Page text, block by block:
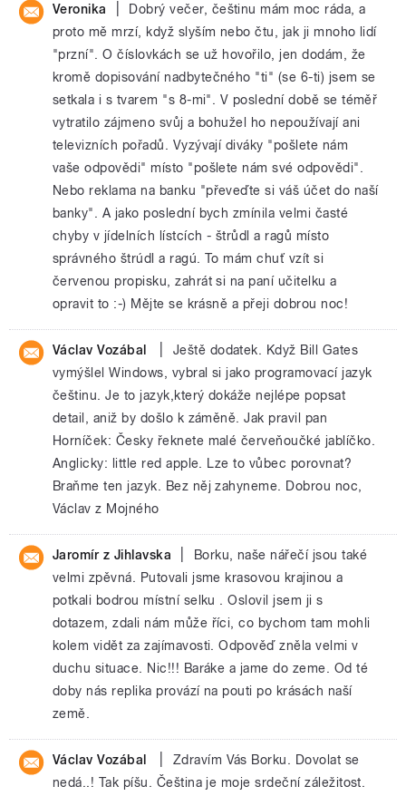
Veronika
Dobrý večer, češtinu mám moc ráda, a
proto mě mrzí, když slyším nebo čtu, jak ji mnoho lidí
"przní". O číslovkách se už hovořilo, jen dodám, že
kromě dopisování nadbytečného "ti" (se 6-ti) jsem se
setkala i s tvarem "s 8-mi". V poslední době se téměř
vytratilo zájmeno svůj a bohužel ho nepoužívají ani
televizních pořadů. Vyzývají diváky "pošlete nám
vaše odpovědi" místo "pošlete nám své odpovědi".
Nebo reklama na banku "převeďte si váš účet do naší
banky". A jako poslední bych zmínila velmi časté
chyby v jídelních lístcích - štrůdl a ragů místo
správného štrúdl a ragú. To mám chuť vzít si
červenou propisku, zahrát si na paní učitelku a
opravit to :-) Mějte se krásně a přeji dobrou noc!
Václav Vozábal
Ještě dodatek. Když Bill Gates
vymýšlel Windows, vybral si jako programovací jazyk
češtinu. Je to jazyk,který dokáže nejlépe popsat
detail, aniž by došlo k záměně. Jak pravil pan
Horníček: Česky řeknete malé červeňoučké jablíčko.
Anglicky: little red apple. Lze to vůbec porovnat?
Braňme ten jazyk. Bez něj zahyneme. Dobrou noc,
Václav z Mojného
Jaromír z Jihlavska
Borku, naše nářečí jsou také
velmi zpěvná. Putovali jsme krasovou krajinou a
potkali bodrou místní selku . Oslovil jsem ji s
dotazem, zdali nám může říci, co bychom tam mohli
kolem vidět za zajímavosti. Odpověď zněla velmi v
duchu situace. Nic!!! Baráke a jame do zeme. Od té
doby nás replika provází na pouti po krásách naší
země.
Václav Vozábal
Zdravím Vás Borku. Dovolat se
nedá..! Tak píšu. Čeština je moje srdeční záležitost.